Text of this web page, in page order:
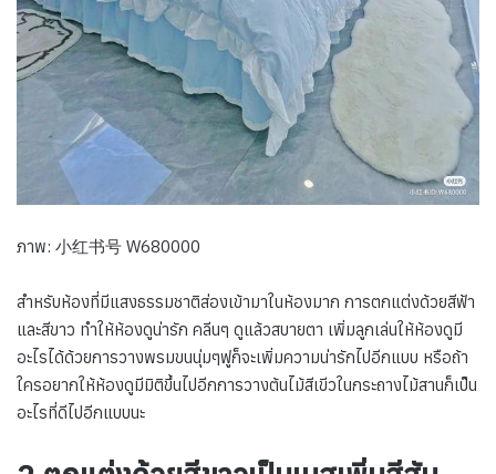
ภาพ: 小红书号 W680000
สำหรับห้องที่มีแสงธรรมชาติส่องเข้ามาในห้องมาก การตกแต่งด้วยสีฟ้า
และสีขาว ทำให้ห้องดูน่ารัก คลีนๆ ดูแล้วสบายตา เพิ่มลูกเล่นให้ห้องดูมี
อะไรได้ด้วยการวางพรมขนนุ่มๆฟูก็จะเพิ่มความน่ารักไปอีกแบบ หรือถ้า
ใครอยากให้ห้องดูมีมิติขึ้นไปอีกการวางต้นไม้สีเขีวในกระถางไม้สานก็เป็น
อะไรที่ดีไปอีกแบบนะ